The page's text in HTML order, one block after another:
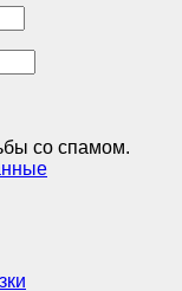
со спамом.